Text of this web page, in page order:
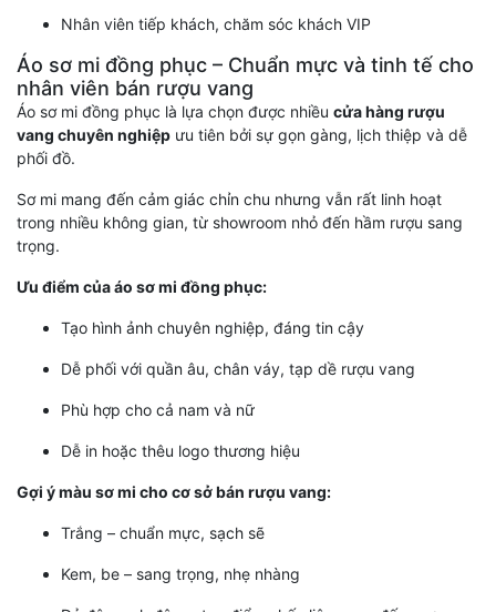
Nhân viên tiếp khách, chăm sóc khách VIP
Áo sơ mi đồng phục – Chuẩn mực và tinh tế cho
nhân viên bán rượu vang
Áo sơ mi đồng phục là lựa chọn được nhiều cửa hàng rượu
vang chuyên nghiệp ưu tiên bởi sự gọn gàng, lịch thiệp và dễ
phối đồ.
Sơ mi mang đến cảm giác chỉn chu nhưng vẫn rất linh hoạt
trong nhiều không gian, từ showroom nhỏ đến hầm rượu sang
trọng.
Ưu điểm của áo sơ mi đồng phục:
Tạo hình ảnh chuyên nghiệp, đáng tin cậy
Dễ phối với quần âu, chân váy, tạp dề rượu vang
Phù hợp cho cả nam và nữ
Dễ in hoặc thêu logo thương hiệu
Gợi ý màu sơ mi cho cơ sở bán rượu vang:
Trắng – chuẩn mực, sạch sẽ
Kem, be – sang trọng, nhẹ nhàng